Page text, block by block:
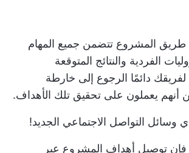
طريق المشروع تتضمن جميع المهام
الفردية والنتائج المتوقعة
دائمًا الرجوع إلى خارطة
أنهم يعملون على تحقيق تلك الأهداف.
وسائل التواصل الاجتماعي الجديد!
فإن توصيل أهداف المشروع عبر